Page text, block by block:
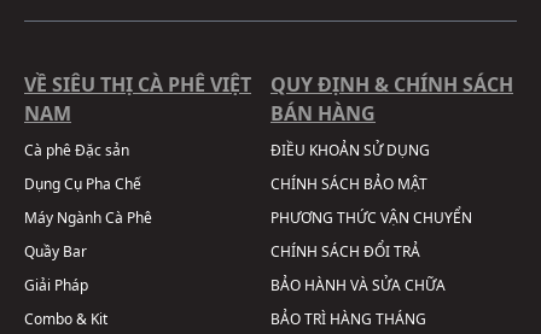
VỀ SIÊU THỊ CÀ PHÊ VIỆT
NAM
Cà phê Đặc sản
Dụng Cụ Pha Chế
Máy Ngành Cà Phê
Quầy Bar
Giải Pháp
Combo & Kit
QUY ĐỊNH & CHÍNH SÁCH
BÁN HÀNG
ĐIỀU KHOẢN SỬ DỤNG
CHÍNH SÁCH BẢO MẬT
PHƯƠNG THỨC VẬN CHUYỂN
CHÍNH SÁCH ĐỔI TRẢ
BẢO HÀNH VÀ SỬA CHỮA
BẢO TRÌ HÀNG THÁNG